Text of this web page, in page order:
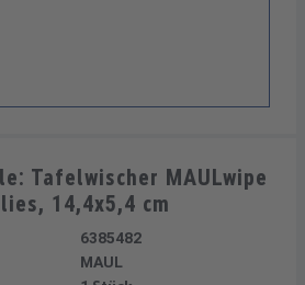
Tafelwischer MAULwipe
14,4x5,4 cm
6385482
MAUL